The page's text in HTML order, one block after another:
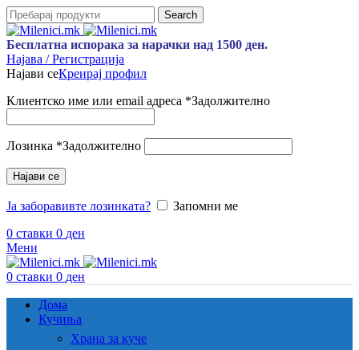
Search
Бесплатна испорака за нарачки над 1500 ден.
Најава / Регистрација
Најави сеКреирај профил
Клиентско име или email адреса *Задолжително
Лозинка *Задолжително
Најави се
Ја заборавивте лозинката?
Запомни ме
0 ставки 0 ден
Мени
0 ставки 0 ден
Дома
Кучиња
Храна за куче